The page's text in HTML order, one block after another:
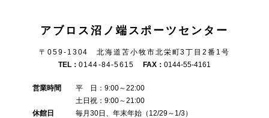
アブロス沼ノ端スポーツセンター
〒059-1304 北海道苫小牧市北栄町3丁目2番1号
TEL： 0144-84-5615 FAX：0144-55-4161
営業時間 平 日：9:00～22:00
土日祝：9:00～21:00
休館日 毎月30日、年末年始（12/29～1/3）